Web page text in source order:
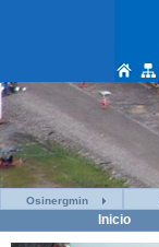
Osinergmin
Inicio